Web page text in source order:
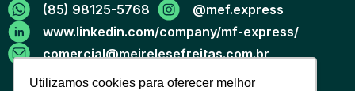
Utilizamos cookies para oferecer melhor
(85) 98125-5768
@mef.express
www.linkedin.com/company/mf-express/
comercial@meirelesefreitas.com.br